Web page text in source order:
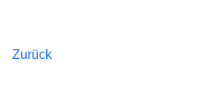
Zurück